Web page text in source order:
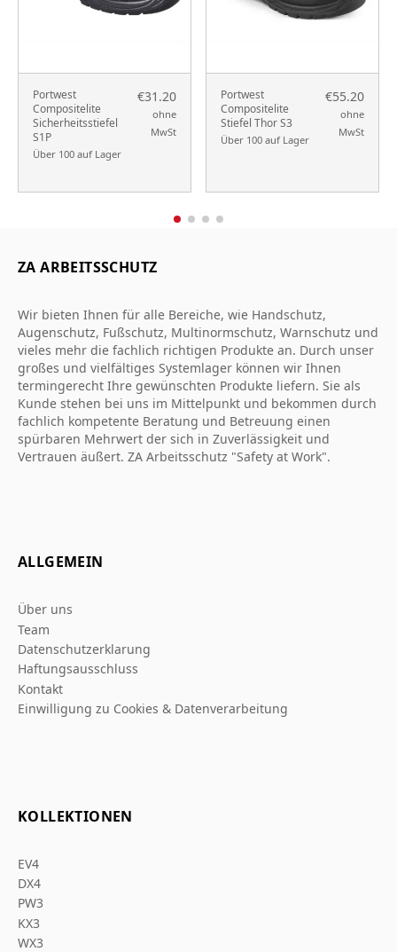
Portwest
Compositelite
Sicherheitsstiefel
S1P
Über 100 auf Lager
€31.20
ohne
MwSt
Portwest
Compositelite
Stiefel Thor S3
Über 100 auf Lager
€55.20
ohne
MwSt
ZA ARBEITSSCHUTZ
Wir bieten Ihnen für alle Bereiche, wie Handschutz,
Augenschutz, Fußschutz, Multinormschutz, Warnschutz und
vieles mehr die fachlich richtigen Produkte an. Durch unser
großes und vielfältiges Systemlager können wir Ihnen
termingerecht Ihre gewünschten Produkte liefern. Sie als
Kunde stehen bei uns im Mittelpunkt und bekommen durch
fachlich kompetente Beratung und Betreuung einen
spürbaren Mehrwert der sich in Zuverlässigkeit und
Vertrauen äußert. ZA Arbeitsschutz "Safety at Work".
ALLGEMEIN
Über uns
Team
Datenschutzerklarung
Haftungsausschluss
Kontakt
Einwilligung zu Cookies & Datenverarbeitung
KOLLEKTIONEN
EV4
DX4
PW3
KX3
WX3